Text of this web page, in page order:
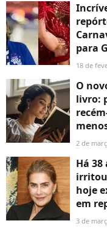
para
18 de
O
livro:
2 de
Há
irritou
hoje
em
3 de